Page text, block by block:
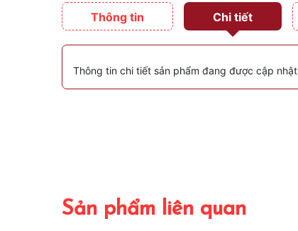
Thông tin Chi tiết
Thông tin chi tiết sản phẩm đang được cập nhật
Sản phẩm liên quan